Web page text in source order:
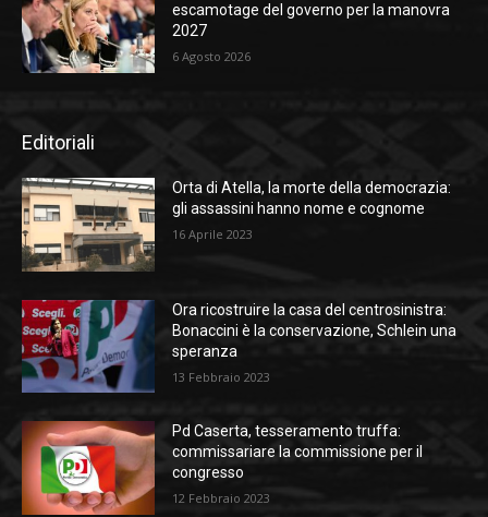
escamotage del governo per la manovra
2027
6 Agosto 2026
Editoriali
Orta di Atella, la morte della democrazia:
gli assassini hanno nome e cognome
16 Aprile 2023
Ora ricostruire la casa del centrosinistra:
Bonaccini è la conservazione, Schlein una
speranza
13 Febbraio 2023
Pd Caserta, tesseramento truffa:
commissariare la commissione per il
congresso
12 Febbraio 2023